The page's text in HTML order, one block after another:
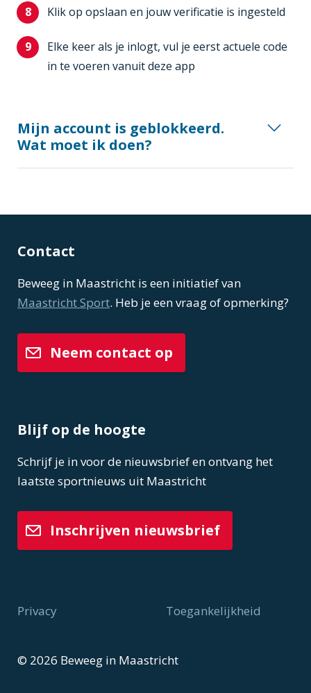
Klik op opslaan en jouw verificatie is ingesteld
Elke keer als je inlogt, vul je eerst actuele code
in te voeren vanuit deze app
Mijn account is geblokkeerd.
Wat moet ik doen?
Contact
Beweeg in Maastricht is een initiatief van
Maastricht Sport. Heb je een vraag of opmerking?
Neem contact op
Blijf op de hoogte
Schrijf je in voor de nieuwsbrief en ontvang het
laatste sportnieuws uit Maastricht
Inschrijven nieuwsbrief
Privacy Toegankelijkheid
© 2026 Beweeg in Maastricht